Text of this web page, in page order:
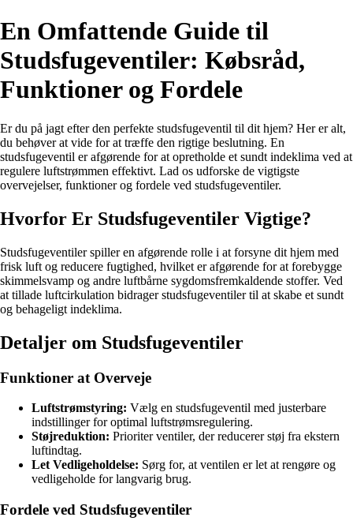
En Omfattende Guide til
Studsfugeventiler: Købsråd,
Funktioner og Fordele
Er du på jagt efter den perfekte studsfugeventil til dit hjem? Her er alt,
du behøver at vide for at træffe den rigtige beslutning. En
studsfugeventil er afgørende for at opretholde et sundt indeklima ved at
regulere luftstrømmen effektivt. Lad os udforske de vigtigste
overvejelser, funktioner og fordele ved studsfugeventiler.
Hvorfor Er Studsfugeventiler Vigtige?
Studsfugeventiler spiller en afgørende rolle i at forsyne dit hjem med
frisk luft og reducere fugtighed, hvilket er afgørende for at forebygge
skimmelsvamp og andre luftbårne sygdomsfremkaldende stoffer. Ved
at tillade luftcirkulation bidrager studsfugeventiler til at skabe et sundt
og behageligt indeklima.
Detaljer om Studsfugeventiler
Funktioner at Overveje
Luftstrømstyring: Vælg en studsfugeventil med justerbare
indstillinger for optimal luftstrømsregulering.
Støjreduktion: Prioriter ventiler, der reducerer støj fra ekstern
luftindtag.
Let Vedligeholdelse: Sørg for, at ventilen er let at rengøre og
vedligeholde for langvarig brug.
Fordele ved Studsfugeventiler